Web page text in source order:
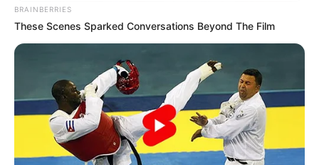
BRAINBERRIES
These Scenes Sparked Conversations Beyond The Film